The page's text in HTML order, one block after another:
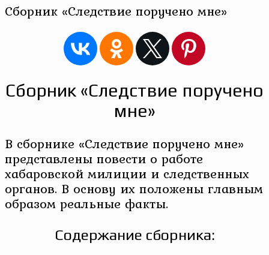
Сборник «Следствие поручено мне»
Сборник «Следствие поручено
мне»
В сборнике «Следствие поручено мне»
представлены повести о работе
хабаровской милиции и следственных
органов. В основу их положены главным
образом реальные факты.
Содержание сборника: